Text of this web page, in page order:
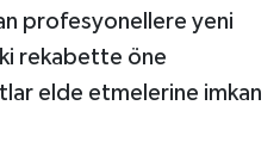
profesyonellere yeni
rekabette öne
elde etmelerine imkan